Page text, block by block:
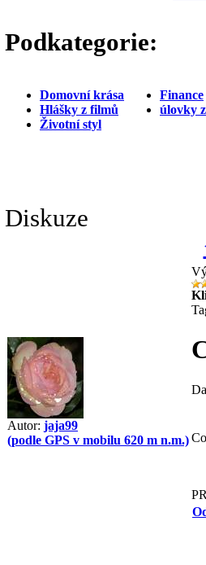
Podkategorie:
Domovní krása
Hlášky z filmů
Životní styl
Finance
úlovky
Diskuze
Autor: jaja99
(podle GPS v mobilu 620 m n.m.)